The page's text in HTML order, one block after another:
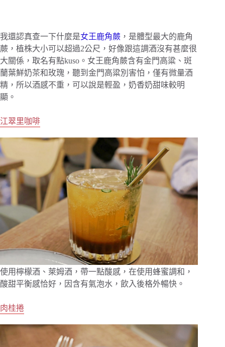
我還認真查一下什麼是女王鹿角蕨 ，是體型最大的鹿角
蕨，植株大小可以超過2公尺，好像跟這調酒沒有甚麼很
大關係，取名有點kuso。女王鹿角蕨含有金門高粱、斑
蘭葉鮮奶茶和玫瑰，聽到金門高粱別害怕，僅有微量酒
精，所以酒感不重，可以說是輕盈，奶香奶甜味較明
顯。
江翠里咖啡
使用檸檬酒、萊姆酒，帶一點酸感，在使用蜂蜜調和，
酸甜平衡感恰好，因含有氣泡水，飲入後格外暢快。
肉桂捲